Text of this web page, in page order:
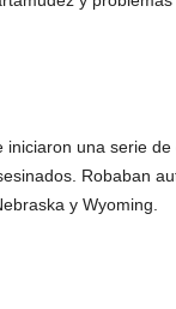
una serie
Robaban
y Wyoming.